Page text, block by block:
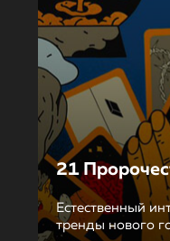
21
Естественный
тренды нового